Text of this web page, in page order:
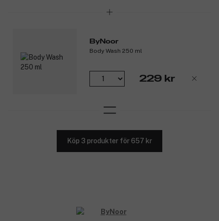
ByNoor
Body Wash 250 ml
229 kr
Köp 3 produkter för 657 kr